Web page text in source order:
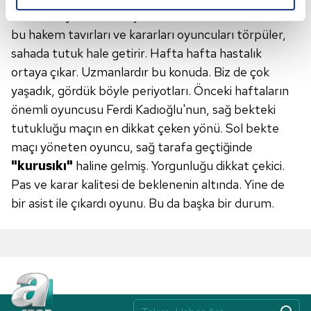
kalemimiz olduğunu sizlere hatırlatmak isteriz.
Her halükârda, kullanıcılar, bu çerezlere izin vermedikleri
takdirde, kullanıcılara hedefli reklamlar
gösterilmeyecektir."
Sizlere daha iyi bir hizmet sunabilmek için İnternet
Sitemizde kendimize ve üçüncü kişilere ait çerezler
kullanılmaktadır. Bu çerezler vasıtasıyla çeşitli kişisel
verileriniz işlenmekte olup gerekli olan çerezler bilgi
toplumu hizmetlerinin sunulması amacıyla
kullanılmaktadır. Diğer çerezler, sitemizin daha işlevsel
Çerezlere ilişkin tercihlerinizi aşağıda yer alan panel
Fenerbahçe kazandı diye sessiz kalacak ortalık. Ama
bu hakem tavırları ve kararları oyuncuları törpüler,
sahada tutuk hale getirir. Hafta hafta hastalık
ortaya çıkar. Uzmanlardır bu konuda. Biz de çok
yaşadık, gördük böyle periyotları. Önceki haftaların
önemli oyuncusu Ferdi Kadıoğlu'nun, sağ bekteki
tutukluğu maçın en dikkat çeken yönü. Sol bekte
maçı yöneten oyuncu, sağ tarafa geçtiğinde
"kurusıkı" haline gelmiş. Yorgunluğu dikkat çekici.
Pas ve karar kalitesi de beklenenin altında. Yine de
bir asist ile çıkardı oyunu. Bu da başka bir durum.